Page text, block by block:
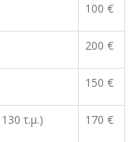
100 €
200 €
150 €
τ.μ.) 170 €